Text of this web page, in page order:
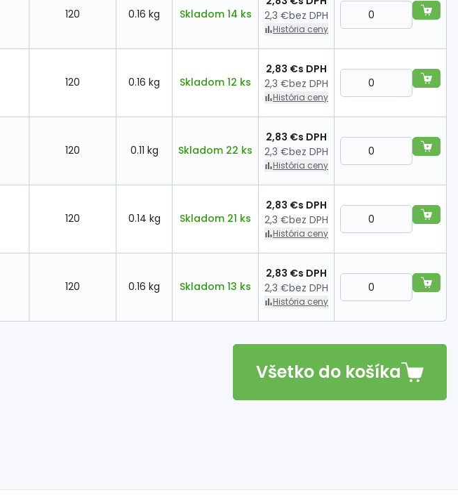
120 0.16 kg Skladom 14 ks 2,3 €bez DPH
História ceny
120 0.16 kg Skladom 12 ks 2,3 €bez DPH
2,83 €s DPH
História ceny
120 0.11 kg Skladom 22 ks 2,3 €bez DPH
2,83 €s DPH
História ceny
120 0.14 kg Skladom 21 ks 2,3 €bez DPH
2,83 €s DPH
História ceny
120 0.16 kg Skladom 13 ks 2,3 €bez DPH
2,83 €s DPH
História ceny
Všetko do košíka